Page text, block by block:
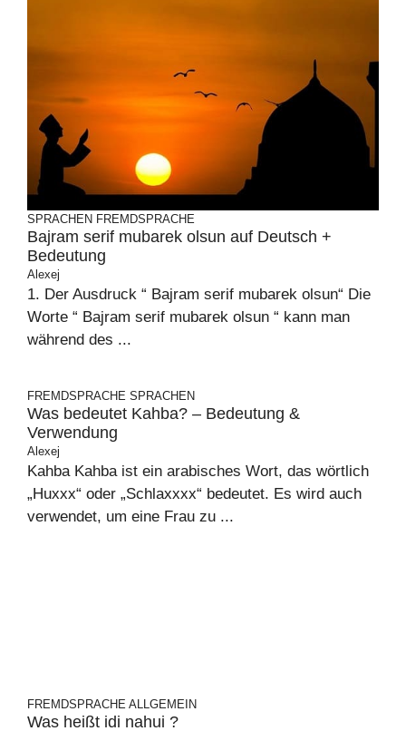
SPRACHEN FREMDSPRACHE
Bajram serif mubarek olsun auf Deutsch +
Bedeutung
Alexej
1. Der Ausdruck “ Bajram serif mubarek olsun“ Die
Worte “ Bajram serif mubarek olsun “ kann man
während des ...
FREMDSPRACHE SPRACHEN
Was bedeutet Kahba? – Bedeutung &
Verwendung
Alexej
Kahba Kahba ist ein arabisches Wort, das wörtlich
„Huxxx“ oder „Schlaxxxx“ bedeutet. Es wird auch
verwendet, um eine Frau zu ...
FREMDSPRACHE ALLGEMEIN
Was heißt idi nahui ?